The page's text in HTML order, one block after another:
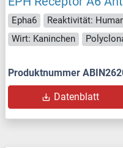
Epha6 Reaktivität:
Wirt: Kaninchen
Produktnummer
Datenblatt